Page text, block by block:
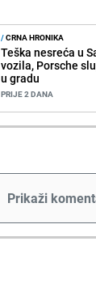
/CRNA HRONIKA
Teška nesreća u
vozila, Porsche
u gradu
PRIJE 2 DANA
Prikaži